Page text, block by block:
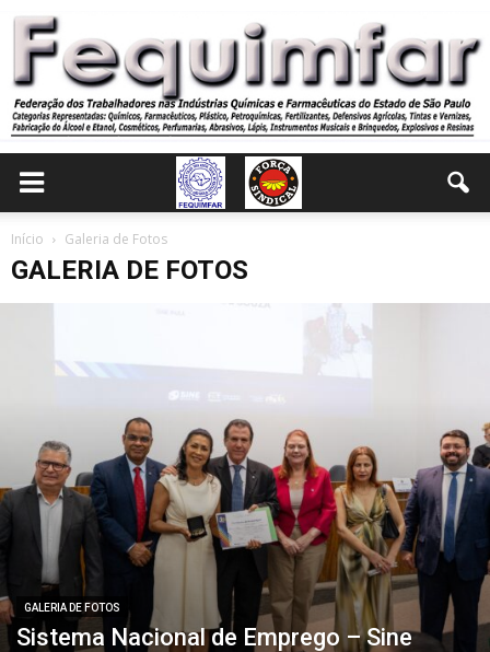
Início Galeria de Fotos
GALERIA DE FOTOS
GALERIA DE FOTOS
Sistema Nacional de Emprego – Sine